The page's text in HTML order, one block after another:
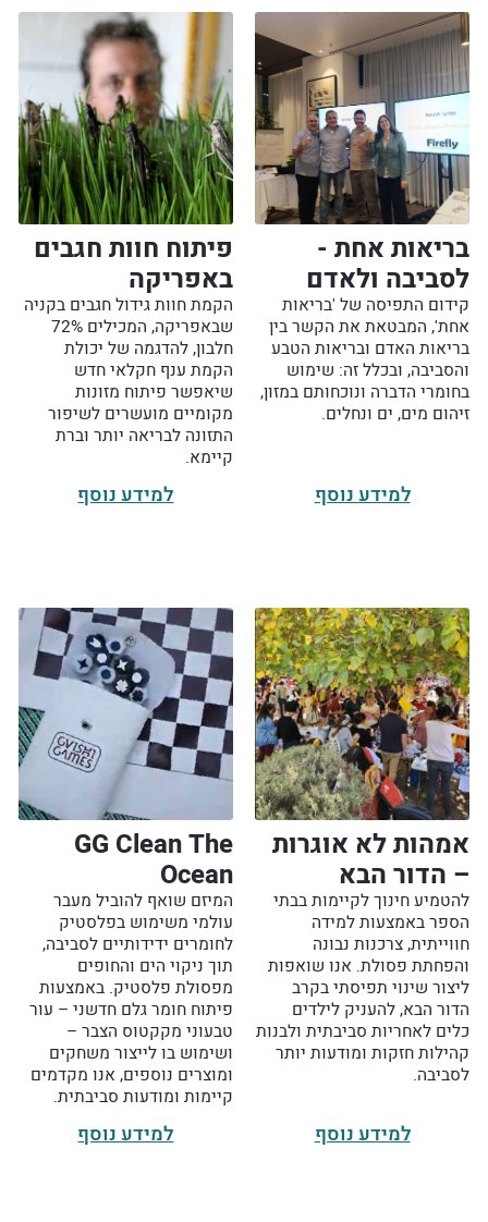
בריאות אחת -
לסביבה ולאדם
קידום התפיסה של 'בריאות
אחת', המבטאת את הקשר בין
בריאות האדם ובריאות הטבע
והסביבה, ובכלל זה: שימוש
בחומרי הדברה ונוכחותם במזון,
זיהום מים, ים ונחלים.
למידע נוסף
פיתוח חוות חגבים
באפריקה
הקמת חוות גידול חגבים בקניה
שבאפריקה, המכילים 72%
חלבון, להדגמה של יכולת
הקמת ענף חקלאי חדש
שיאפשר פיתוח מזונות
מקומיים מועשרים לשיפור
התזונה לבריאה יותר וברת
קיימא.
למידע נוסף
אמהות לא אוגרות
– הדור הבא
להטמיע חינוך לקיימות בבתי
הספר באמצעות למידה
חווייתית, צרכנות נבונה
והפחתת פסולת. אנו שואפות
ליצור שינוי תפיסתי בקרב
הדור הבא, להעניק לילדים
כלים לאחריות סביבתית ולבנות
קהילות חזקות ומודעות יותר
לסביבה.
למידע נוסף
GG Clean The
Ocean
המיזם שואף להוביל מעבר
עולמי משימוש בפלסטיק
לחומרים ידידותיים לסביבה,
תוך ניקוי הים והחופים
מפסולת פלסטיק. באמצעות
פיתוח חומר גלם חדשני – עור
טבעוני מקקטוס הצבר –
ושימוש בו לייצור משחקים
ומוצרים נוספים, אנו מקדמים
קיימות ומודעות סביבתית.
למידע נוסף